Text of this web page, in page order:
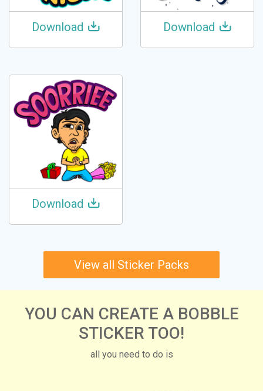
Download Download
Download
View all Sticker Packs
YOU CAN CREATE A BOBBLE
STICKER TOO!
all you need to do is